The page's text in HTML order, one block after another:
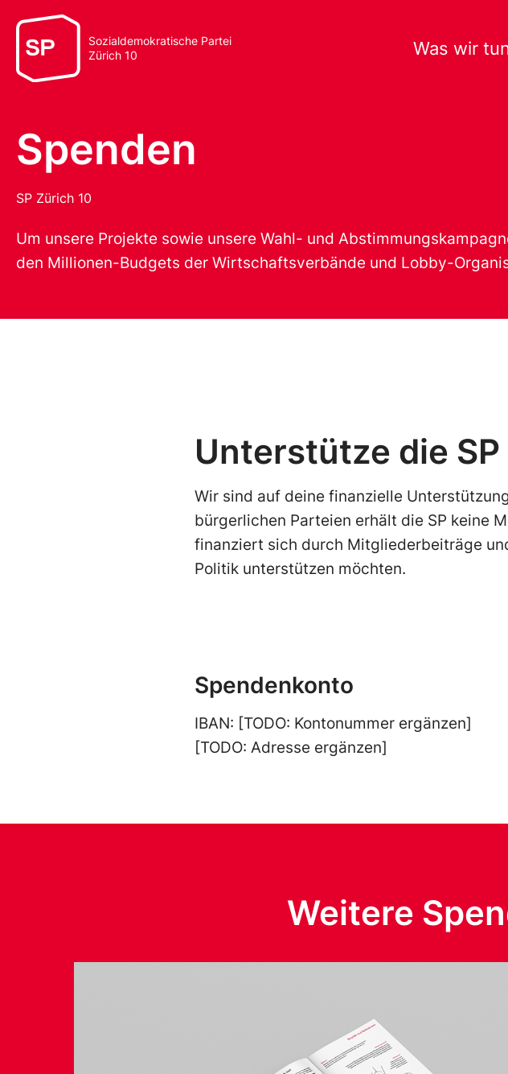
Sozialdemokratische Partei
Zürich 10
Was wir
Spenden
SP Zürich 10
Um unsere Projekte sowie unsere Wahl- und
den Millionen-Budgets der Wirtschaftsverbände und Lobby-
Unterstütze die
Wir sind auf deine finanzielle
bürgerlichen Parteien erhält die SP keine
finanziert sich durch Mitgliederbeiträge
Politik unterstützen möchten.
Spendenkonto
IBAN: [TODO: Kontonummer ergänzen]
[TODO: Adresse ergänzen]
Weitere